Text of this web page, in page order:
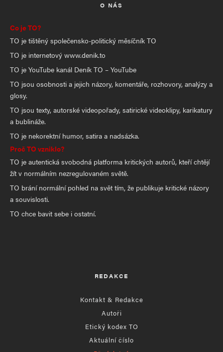
O NÁS
Co je TO?
TO je tištěný společensko-politický měsíčník TO
TO je internetový www.denik.to
TO je YouTube kanál Deník TO – YouTube
TO jsou osobnosti a jejich názory, komentáře, rozhovory, analýzy a
glosy.
TO jsou texty, autorské videopořady, satirické videoklipy, karikatury
a bublináže.
TO je nekorektní humor, satira a nadsázka.
Proč TO vzniklo?
TO je autentická svobodná platforma kritických autorů, kteří chtějí
žít v normálním nezregulovaném světě.
TO brání normální pohled na svět tím, že publikuje kritické názory
a souvislosti.
TO chce bavit sebe i ostatní.
REDAKCE
Kontakt & Redakce
Autoři
Etický kodex TO
Aktuální číslo